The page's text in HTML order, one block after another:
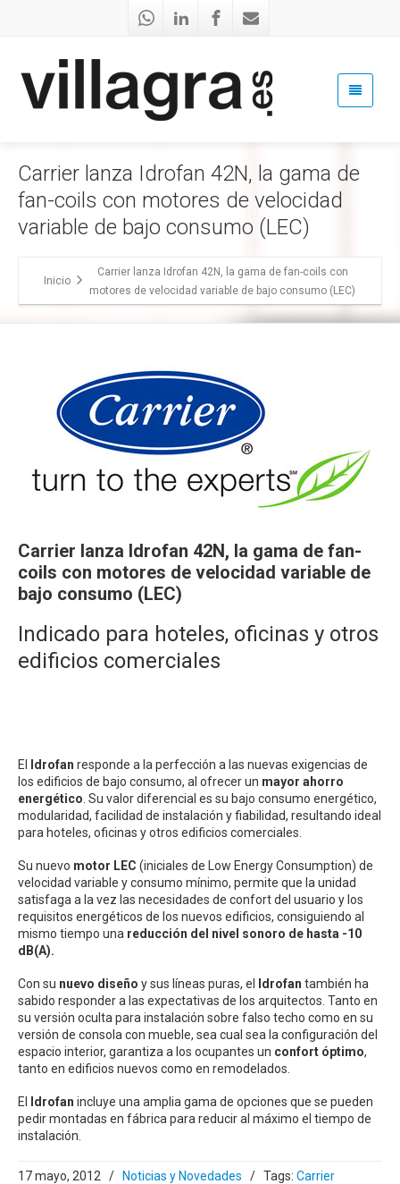
Carrier lanza Idrofan 42N, la gama de
fan-coils con motores de velocidad
variable de bajo consumo (LEC)
Inicio
Carrier lanza Idrofan 42N, la gama de fan-coils con
motores de velocidad variable de bajo consumo (LEC)
Carrier lanza Idrofan 42N, la gama de fan-
coils con motores de velocidad variable de
bajo consumo (LEC)
Indicado para hoteles, oficinas y otros
edificios comerciales
El Idrofan responde a la perfección a las nuevas exigencias de
los edificios de bajo consumo, al ofrecer un mayor ahorro
energético . Su valor diferencial es su bajo consumo energético,
modularidad, facilidad de instalación y fiabilidad, resultando ideal
para hoteles, oficinas y otros edificios comerciales.
Su nuevo motor LEC (iniciales de Low Energy Consumption) de
velocidad variable y consumo mínimo, permite que la unidad
satisfaga a la vez las necesidades de confort del usuario y los
requisitos energéticos de los nuevos edificios, consiguiendo al
mismo tiempo una reducción del nivel sonoro de hasta -10
dB(A).
Con su nuevo diseño y sus líneas puras, el Idrofan también ha
sabido responder a las expectativas de los arquitectos. Tanto en
su versión oculta para instalación sobre falso techo como en su
versión de consola con mueble, sea cual sea la configuración del
espacio interior, garantiza a los ocupantes un confort óptimo,
tanto en edificios nuevos como en remodelados.
El Idrofan incluye una amplia gama de opciones que se pueden
pedir montadas en fábrica para reducir al máximo el tiempo de
instalación.
17 mayo, 2012 / Noticias y Novedades / Tags: Carrier